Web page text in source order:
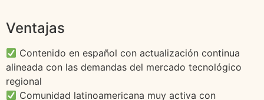
Ventajas
Contenido en español con actualización continua
alineada con las demandas del mercado tecnológico
regional
Comunidad latinoamericana muy activa con